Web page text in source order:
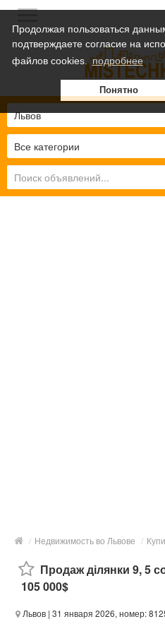
Продолжая пользоваться
подтверждаете согласие на
файлов cookies. подробнее
Понятно
Русский
Українська
Русский
Все категории
Львов
/ Недвижимость во Львове /
Продаж ділянки 9, 5
105 000$
Львов | 31 января 2026, номер: